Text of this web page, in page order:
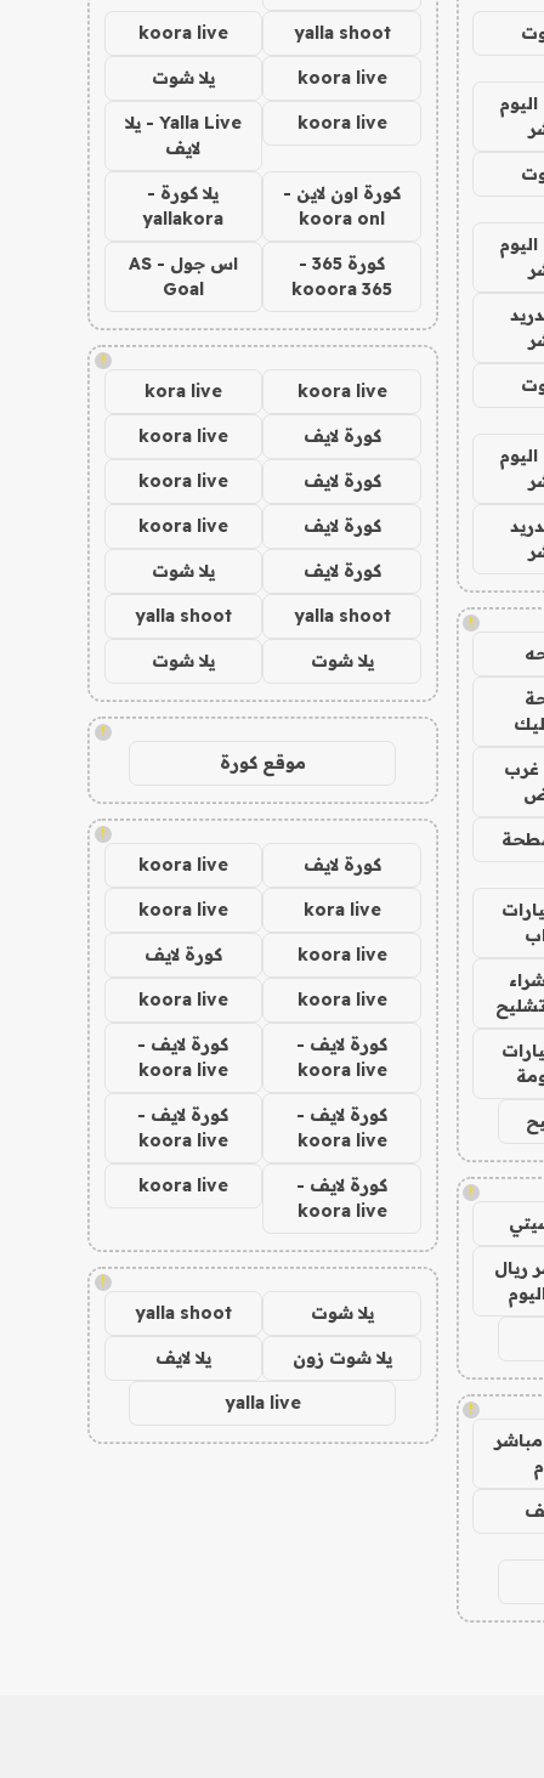
!
!
ريال
!
yalla shoot
koora live
koora live يلا شوت
koora live
Yalla Live - يلا
لايف
كورة اون لاين -
koora onl
يلا كورة -
yallakora
كورة 365 -
kooora 365
اس جول - AS
Goal
!
koora live
kora live
كورة لايف koora live
كورة لايف koora live
كورة لايف koora live
كورة لايف يلا شوت
yalla shoot
yalla shoot
يلا شوت يلا شوت
!
موقع كورة
!
كورة لايف koora live
kora live
koora live
koora live كورة لايف
koora live
koora live
كورة لايف -
koora live
كورة لايف -
koora live
كورة لايف -
koora live
كورة لايف -
koora live
كورة لايف -
koora live
koora live
!
يلا شوت yalla shoot
يلا شوت زون يلا لايف
yalla live